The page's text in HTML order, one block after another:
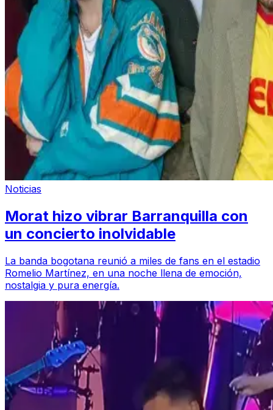
Noticias
Morat hizo vibrar Barranquilla con
un concierto inolvidable
La banda bogotana reunió a miles de fans en el estadio
Romelio Martínez, en una noche llena de emoción,
nostalgia y pura energía.